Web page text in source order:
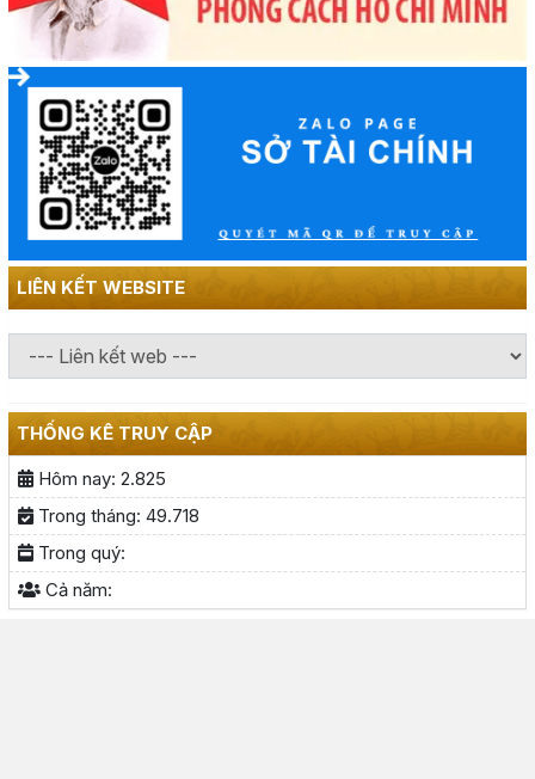
LIÊN KẾT WEBSITE
THỐNG KÊ TRUY CẬP
Hôm nay: 2.825
Trong tháng: 49.718
Trong quý:
Cả năm: